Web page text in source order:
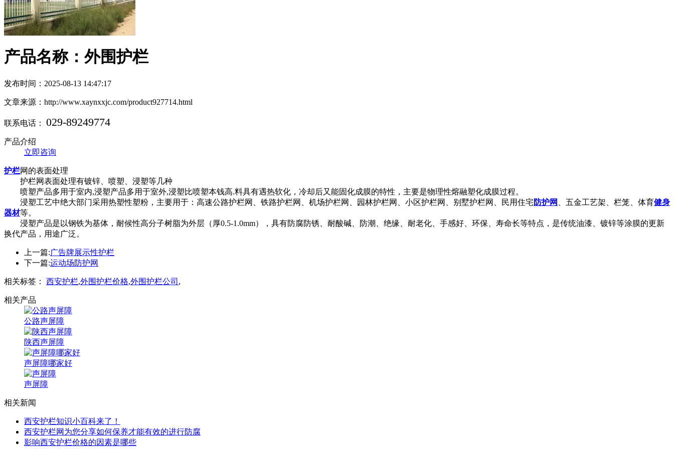
产品名称：外围护栏
发布时间：2025-08-13 14:47:17
文章来源：http://www.xaynxxjc.com/product927714.html
联系电话： 029-89249774
产品介绍
立即咨询
护栏网的表面处理
护栏网表面处理有镀锌、喷塑、浸塑等几种
喷塑产品多用于室内,浸塑产品多用于室外,浸塑比喷塑本钱高.料具有遇热软化，冷却后又能固化成膜的特性，主要是物理性熔融塑化成膜过程。
浸塑工艺中绝大部门采用热塑性塑粉，主要用于：高速公路护栏网、铁路护栏网、机场护栏网、园林护栏网、小区护栏网、别墅护栏网、民用住宅 防护网 、五金工艺架、栏笼、体育健身
器材等。
浸塑产品是以钢铁为基体，耐候性高分子树脂为外层（厚0.5-1.0mm），具有防腐防锈、耐酸碱、防潮、绝缘、耐老化、手感好、环保、寿命长等特点，是传统油漆、镀锌等涂膜的更新
换代产品，用途广泛。
上一篇:广告牌展示性护栏
下一篇:运动场防护网
相关标签： 西安护栏,外围护栏价格,外围护栏公司 ,
相关产品
公路声屏障
陕西声屏障
声屏障哪家好
声屏障
相关新闻
西安护栏知识小百科来了！
西安护栏网为您分享如何保养才能有效的进行防腐
影响西安护栏价格的因素是哪些